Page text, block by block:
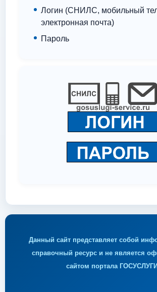
Логин (СНИЛС, мобильный
электронная почта)
Пароль
Данный сайт представляет собой
справочный ресурс и не является
сайтом портала